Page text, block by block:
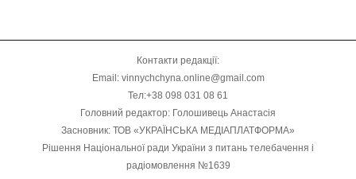
Контакти редакції:
Email: vinnychchyna.online@gmail.com
Тел:+38 098 031 08 61
Головний редактор: Голошивець Анастасія
Засновник: ТОВ «УКРАЇНСЬКА МЕДІАПЛАТФОРМА»
Рішення Національної ради України з питань телебачення і
радіомовлення №1639